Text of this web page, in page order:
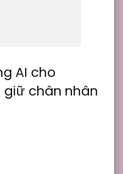
AI cho
chân nhân